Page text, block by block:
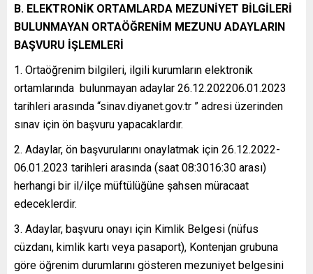
B. ELEKTRONİK ORTAMLARDA MEZUNİYET BİLGİLERİ
BULUNMAYAN ORTAÖĞRENİM MEZUNU ADAYLARIN
BAŞVURU İŞLEMLERİ
1. Ortaöğrenim bilgileri, ilgili kurumların elektronik
ortamlarında bulunmayan adaylar 26.12.202206.01.2023
tarihleri arasında “sinav.diyanet.gov.tr ” adresi üzerinden
sınav için ön başvuru yapacaklardır.
2. Adaylar, ön başvurularını onaylatmak için 26.12.2022-
06.01.2023 tarihleri arasında (saat 08:3016:30 arası)
herhangi bir il/ilçe müftülüğüne şahsen müracaat
edeceklerdir.
3. Adaylar, başvuru onayı için Kimlik Belgesi (nüfus
cüzdanı, kimlik kartı veya pasaport), Kontenjan grubuna
göre öğrenim durumlarını gösteren mezuniyet belgesini